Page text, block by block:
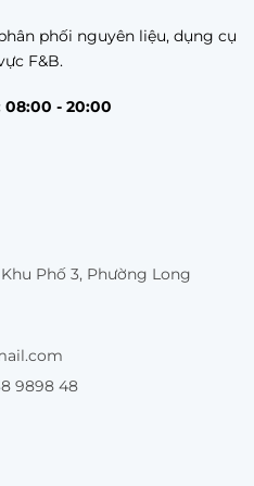
phối nguyên liệu, dụng cụ
F&B.
08:00 - 20:00
Phố 3, Phường Long
9898 48